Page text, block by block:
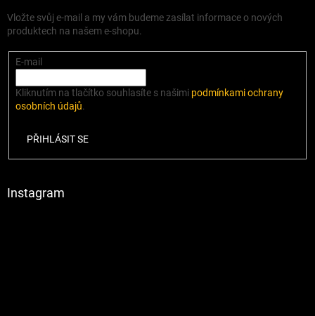
Vložte svůj e-mail a my vám budeme zasílat informace o nových
produktech na našem e-shopu.
E-mail
Kliknutím na tlačítko souhlasíte s našimi podmínkami ochrany
osobních údajů.
PŘIHLÁSIT SE
Instagram